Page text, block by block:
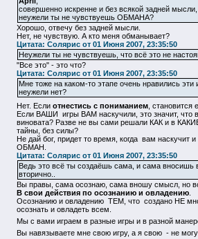
совершенно искренне и без всякой задней
неужели ты не чувствуешь ОБМАНА?
Хорошо, отвечу без задней мысли.
Нет, не чувствую. А кто меня обманывает?
Цитата: Солярис от 01 Июня 2007, 23:35:50
Неужели ты не чувствуешь, что всё это не
"Все это" - это что?
Цитата: Солярис от 01 Июня 2007, 23:35:50
Мне тоже на каком-то этапе очень нравились
неужели нет?
Нет. Если отнестись с пониманием, становится
Если ВАШИ игры ВАМ наскучили, это значит, что
виновата? Разве не вы сами решали КАК и в
тайны, без силы?
Не дай бог, придет то время, когда вам
ОБМАН.
Цитата: Солярис от 01 Июня 2007, 23:35:50
Ведь это всё ты создаёшь сама, и сама вносишь
вторично..
Вы правы, сама осознаю, сама вношу смысл,
В свои действия по осознанию и овладению.
Осознанию и овладению ТЕМ, что создано НЕ
осознать и овладеть всем.
Мы с вами играем в разные игры и в разной
Вы навязываете мне свою игру, а я свою - не